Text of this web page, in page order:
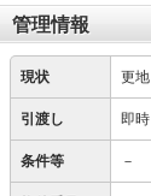
管理情報
現状 更地
引渡し 即時
条件等 －